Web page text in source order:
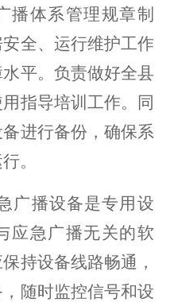
播体系管理规章制
全、运行维护工作
平。负责做好全县
指导培训工作。
同
进行备份，确保系
。
广播设备是专用设
应急广播无关的软
持设备线路畅通，
随时监控信号和设